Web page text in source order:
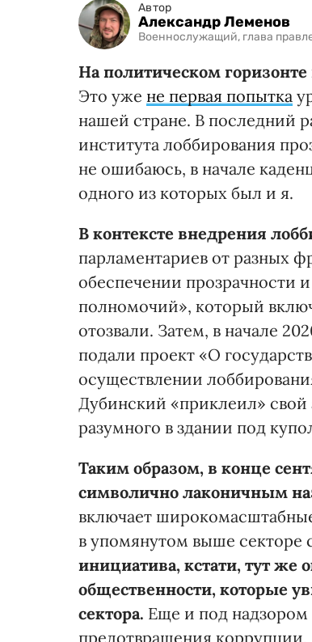
Автор
Александр Леменов
Военнослужащий, глава
На политическом
Это уже не первая попытка
нашей стране. В последний
института лоббирования
не ошибаюсь, в начале
одного из которых был и я.
В контексте внедрения
парламентариев от разных
обеспечении прозрачности
полномочий», который
отозвали. Затем, в начале
подали проект «О
осуществлении
Дубинский «приклеил» свой
разумного в здании под
Таким образом, в конце
символично лаконичным
включает
в упомянутом выше секторе
инициатива, кстати, тут же
общественности, которые
сектора. Еще и под надзором
предотвращения